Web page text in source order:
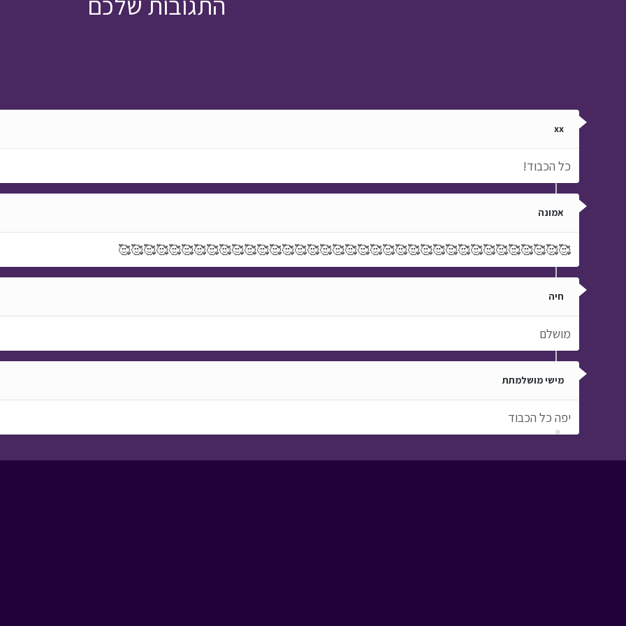
xx
כל הכבוד!
אמונה
🥰🥰🥰🥰🥰🥰🥰🥰🥰🥰🥰🥰🥰🥰🥰🥰🥰🥰🥰🥰🥰🥰🥰🥰🥰🥰🥰🥰🥰🥰🥰🥰🥰🥰🥰🥰
חיה
מושלם
מישי מושלמתת
יפה כל הכבוד